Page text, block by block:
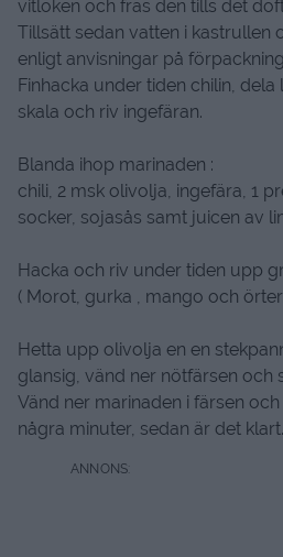
Hetta upp en kastrull med en
vitlöken och fräs den tills det
Tillsätt sedan vatten i kastrullen
enligt anvisningar på förpackning.
skala och riv ingefäran.
Blanda ihop marinaden :
socker, sojasås samt juicen av
( Morot, gurka , mango och
Hetta upp olivolja en en
glansig, vänd ner nötfärsen och
några minuter, sedan är det klart.